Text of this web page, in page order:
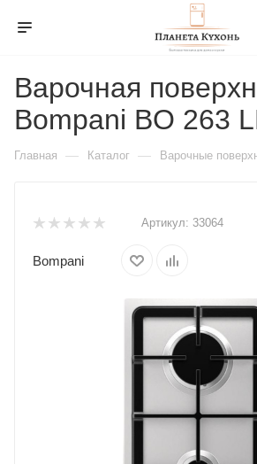
Варочная
Bompani BO 263
Главная — Каталог — Варочные
Артикул: 33064
Bompani